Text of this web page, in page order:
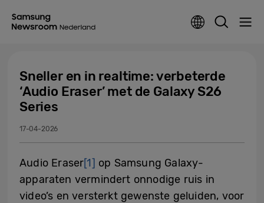
Sneller en in realtime: verbeterde
‘Audio Eraser’ met de Galaxy S26
Series
17-04-2026
Audio Eraser[1] op Samsung Galaxy-
apparaten vermindert onnodige ruis in
video’s en versterkt gewenste geluiden, voor